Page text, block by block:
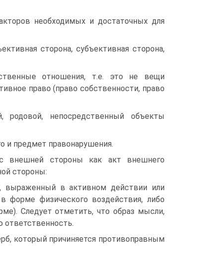
необходимых и достаточных для
сторона, субъективная сторона,
отношения, т.е. это не вещи
право (право собственности, право
непосредственный объекты
и предмет правонарушения.
с внешней стороны как акт внешнего
стороны:
выраженный в активном действии или
физического воздействия, либо
Следует отметить, что образ мысли,
который причиняется противоправным